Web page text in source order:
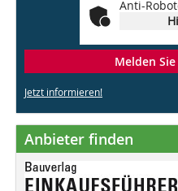
Anti-
Melden
Jetzt informieren!
Anbieter finden